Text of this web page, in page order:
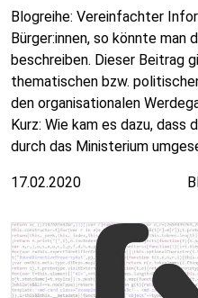
Blogreihe: Vereinfachter
Bürger:innen, so könnte
beschreiben. Dieser Beitrag
thematischen bzw.
den organisationalen
Kurz: Wie kam es dazu,
durch das Ministerium
17.02.2020